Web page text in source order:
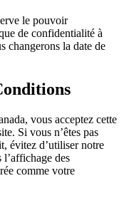
le pouvoir
de confidentialité à
changerons la date de
vous acceptez cette
Si vous n’êtes pas
évitez d’utiliser notre
des
comme votre